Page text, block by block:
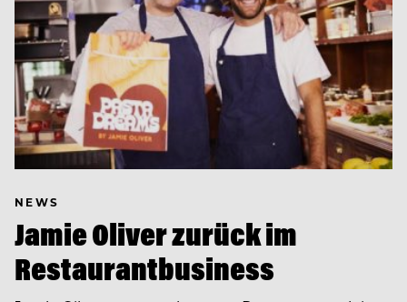
NEWS
Jamie Oliver zurück im
Restaurantbusiness